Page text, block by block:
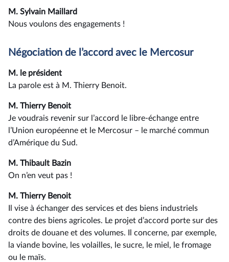
M. Sylvain Maillard
Nous voulons des engagements !
Négociation de l’accord avec le Mercosur
M. le président
La parole est à M. Thierry Benoit.
M. Thierry Benoit
Je voudrais revenir sur l’accord le libre-échange entre
l’Union européenne et le Mercosur –⁠ le marché commun
d’Amérique du Sud.
M. Thibault Bazin
On n’en veut pas !
M. Thierry Benoit
Il vise à échanger des services et des biens industriels
contre des biens agricoles. Le projet d’accord porte sur des
droits de douane et des volumes. Il concerne, par exemple,
la viande bovine, les volailles, le sucre, le miel, le fromage
ou le maïs.